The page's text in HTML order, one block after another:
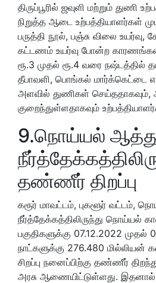
திருப்பூரில் ஜவுளி மற்றும் துணி
நிறுத்த ஆடை உற்பத்தியாளர்கள்
பருத்தி நூல், பஞ்சு விலை உயர்வு,
கட்டணம் உயர்வு போன்ற
ரூ.3 முதல் ரூ.4 வரை நஷ்டத்தில்
தீபாவளி, பொங்கல் மார்க்கெட்டை
அளவில் துணிகள்
குறைந்துள்ளதாகவும்
9.நொய்யல்
தண்ணீர் திறப்பு
கரூர் மாவட்டம், புகளூர் வட்டம்,
நீர்த்தேக்கத்திலிருந்து நொய்யல்
பகுதிகளுக்கு 07.12.2022
நாட்களுக்கு 276.480 மில்லியன்
சிறப்பு நனைப்பிற்கு தண்ணீர்
அரசு ஆணையிட்டுள்ளது. இதனால்,